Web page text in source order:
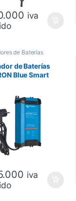
iva
de Baterías
de Baterías
Blue Smart
iva